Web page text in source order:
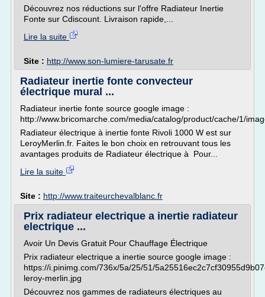
Découvrez nos réductions sur l'offre Radiateur Inertie
Fonte sur Cdiscount. Livraison rapide,...
Lire la suite
Site : http://www.son-lumiere-tarusate.fr
Radiateur inertie fonte convecteur
électrique mural ...
Radiateur inertie fonte source google image :
http://www.bricomarche.com/media/catalog/product/cache/1/
Radiateur électrique à inertie fonte Rivoli 1000 W est sur
LeroyMerlin.fr. Faites le bon choix en retrouvant tous les
avantages produits de Radiateur électrique à Pour...
Lire la suite
Site : http://www.traiteurchevalblanc.fr
Prix radiateur electrique a inertie radiateur
electrique ...
Avoir Un Devis Gratuit Pour Chauffage Électrique
Prix radiateur electrique a inertie source google image :
https://i.pinimg.com/736x/5a/25/51/
leroy-merlin.jpg
Découvrez nos gammes de radiateurs électriques au